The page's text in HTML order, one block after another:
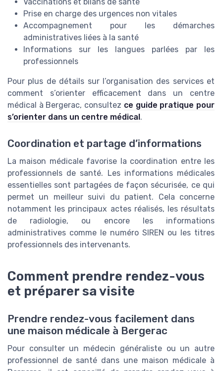
Prise en charge des urgences non vitales
Accompagnement pour les démarches
administratives liées à la santé
Informations sur les langues parlées par les
professionnels
Pour plus de détails sur l’organisation des services et
comment s’orienter efficacement dans un centre
médical à Bergerac, consultez ce guide pratique pour
s’orienter dans un centre médical.
Coordination et partage d’informations
La maison médicale favorise la coordination entre les
professionnels de santé. Les informations médicales
essentielles sont partagées de façon sécurisée, ce qui
permet un meilleur suivi du patient. Cela concerne
notamment les principaux actes réalisés, les résultats
de radiologie, ou encore les informations
administratives comme le numéro SIREN ou les titres
professionnels des intervenants.
Comment prendre rendez-vous
et préparer sa visite
Prendre rendez-vous facilement dans
une maison médicale à Bergerac
Pour consulter un médecin généraliste ou un autre
professionnel de santé dans une maison médicale à